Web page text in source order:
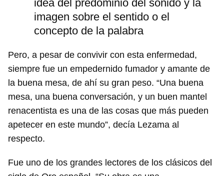
idea del predominio del sonido y la
imagen sobre el sentido o el
concepto de la palabra
Pero, a pesar de convivir con esta enfermedad,
siempre fue un empedernido fumador y amante de
la buena mesa, de ahí su gran peso. “Una buena
mesa, una buena conversación, y un buen mantel
renacentista es una de las cosas que más pueden
apetecer en este mundo”, decía Lezama al
respecto.
Fue uno de los grandes lectores de los clásicos del